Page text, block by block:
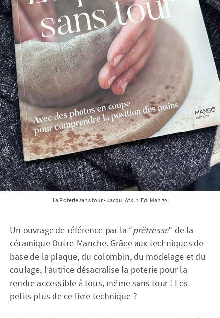
La Poterie sans tour - Jacqui Atkin. Ed. Mango
Un ouvrage de référence par la “prêtresse” de la
céramique Outre-Manche. Grâce aux techniques de
base de la plaque, du colombin, du modelage et du
coulage, l’autrice désacralise la poterie pour la
rendre accessible à tous, même sans tour ! Les
petits plus de ce livre technique ?